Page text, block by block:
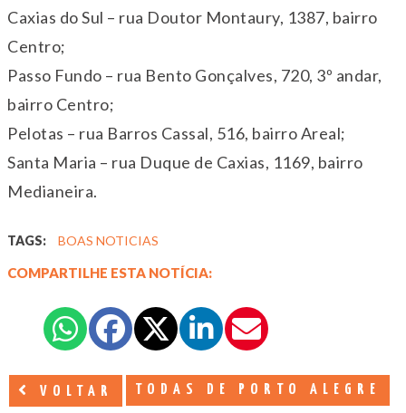
Caxias do Sul – rua Doutor Montaury, 1387, bairro
Centro;
Passo Fundo – rua Bento Gonçalves, 720, 3º andar,
bairro Centro;
Pelotas – rua Barros Cassal, 516, bairro Areal;
Santa Maria – rua Duque de Caxias, 1169, bairro
Medianeira.
TAGS: BOAS NOTICIAS
COMPARTILHE ESTA NOTÍCIA:
VOLTAR TODAS DE PORTO ALEGRE